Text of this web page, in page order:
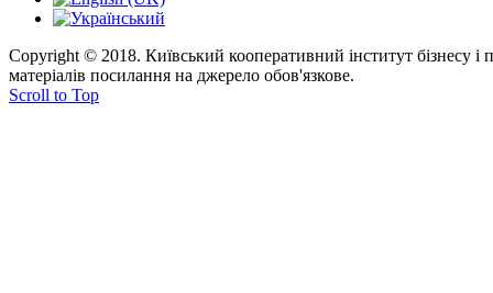
Copyright © 2018. Київський кооперативний інститут бізнесу
матеріалів посилання на джерело обов'язкове.
Scroll to Top